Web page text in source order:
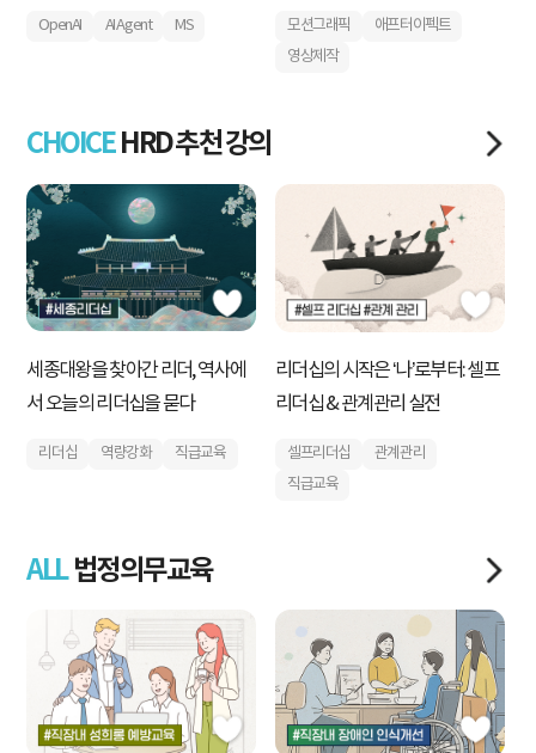
OpenAI AI Agent MS 모션그래픽
애프터이펙트
영상제작
CHOICEHRD 추천 강의
세종대왕을 찾아간 리더, 역사에
서 오늘의 리더십을 묻다
리더십 역량강화 직급교육
리더십의 시작은 ‘나’로부터: 셀프
리더십 & 관계관리 실전
셀프리더십
관계관리
직급교육
ALL법정의무교육